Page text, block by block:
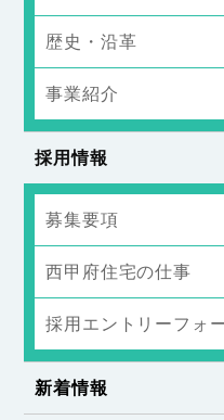
歴史・沿革
事業紹介
採用情報
募集要項
西甲府住宅の仕事
採用エントリーフォ
新着情報